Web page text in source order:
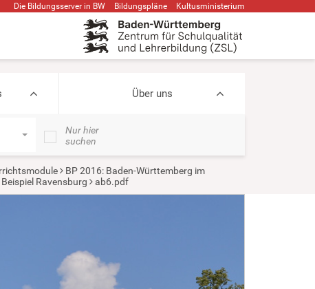
Die Bildungsserver in BW Bildungspläne Kultusministerium
Über uns
Nur hier
suchen
BP 2016: Baden-Württemberg im
Ravensburg ab6.pdf